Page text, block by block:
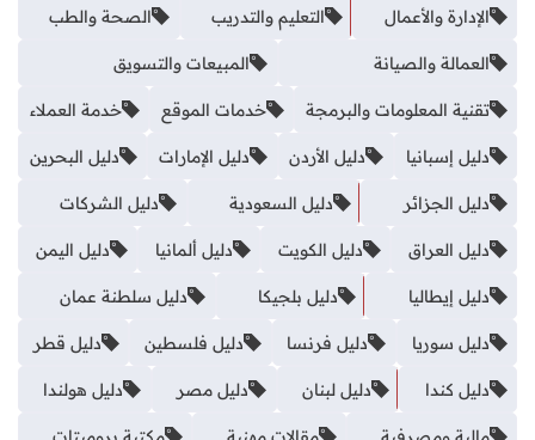
الإدارة والأعمال التعليم والتدريب الصحة والطب
العمالة والصيانة المبيعات والتسويق
تقنية المعلومات والبرمجة خدمات الموقع خدمة العملاء
دليل إسبانيا دليل الأردن دليل الإمارات دليل البحرين
دليل الجزائر دليل السعودية دليل الشركات
دليل العراق دليل الكويت دليل ألمانيا دليل اليمن
دليل إيطاليا دليل بلجيكا دليل سلطنة عمان
دليل سوريا دليل فرنسا دليل فلسطين دليل قطر
دليل كندا دليل لبنان دليل مصر دليل هولندا